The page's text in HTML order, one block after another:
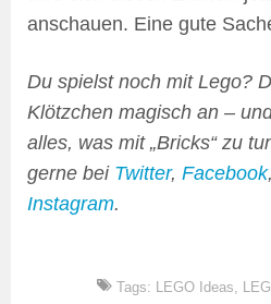
anschauen. Eine gute
Du spielst noch mit Lego?
Klötzchen magisch an –
alles, was mit „Bricks“ zu
gerne bei Twitter, Facebook,
Instagram.
Tags: LEGO Ideas